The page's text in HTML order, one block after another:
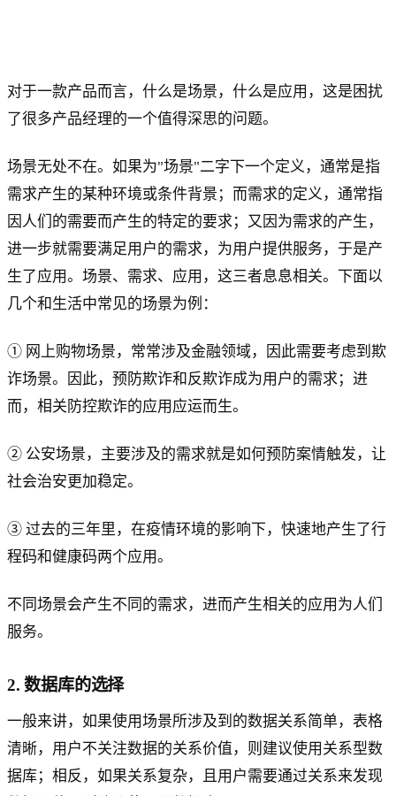
对于一款产品而言，什么是场景，什么是应用，这是困扰
了很多产品经理的一个值得深思的问题。
场景无处不在。如果为"场景"二字下一个定义，通常是指
需求产生的某种环境或条件背景；而需求的定义，通常指
因人们的需要而产生的特定的要求；又因为需求的产生，
进一步就需要满足用户的需求，为用户提供服务，于是产
生了应用。场景、需求、应用，这三者息息相关。下面以
几个和生活中常见的场景为例：
① 网上购物场景，常常涉及金融领域，因此需要考虑到欺
诈场景。因此，预防欺诈和反欺诈成为用户的需求；进
而，相关防控欺诈的应用应运而生。
② 公安场景，主要涉及的需求就是如何预防案情触发，让
社会治安更加稳定。
③ 过去的三年里，在疫情环境的影响下，快速地产生了行
程码和健康码两个应用。
不同场景会产生不同的需求，进而产生相关的应用为人们
服务。
2. 数据库的选择
一般来讲，如果使用场景所涉及到的数据关系简单，表格
清晰，用户不关注数据的关系价值，则建议使用关系型数
据库；相反，如果关系复杂，且用户需要通过关系来发现